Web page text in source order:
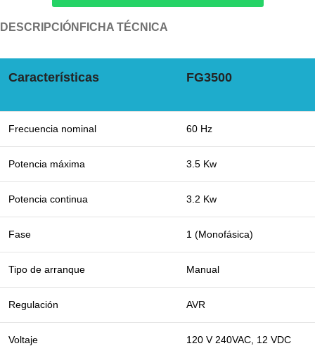
DESCRIPCIÓN FICHA TÉCNICA
Características FG3500
Frecuencia nominal 60 Hz
Potencia máxima 3.5 Kw
Potencia continua 3.2 Kw
Fase 1 (Monofásica)
Tipo de arranque Manual
Regulación AVR
Voltaje 120 V 240VAC, 12 VDC